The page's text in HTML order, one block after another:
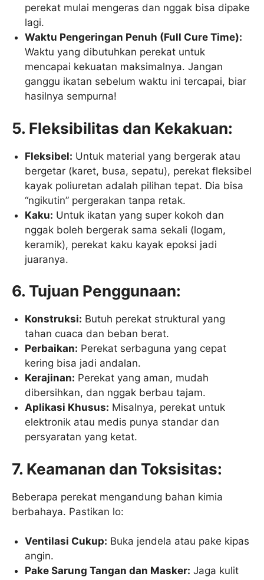
perekat mulai mengeras dan nggak bisa dipake
lagi.
Waktu Pengeringan Penuh (Full Cure Time):
Waktu yang dibutuhkan perekat untuk
mencapai kekuatan maksimalnya. Jangan
ganggu ikatan sebelum waktu ini tercapai, biar
hasilnya sempurna!
5. Fleksibilitas dan Kekakuan:
Fleksibel: Untuk material yang bergerak atau
bergetar (karet, busa, sepatu), perekat fleksibel
kayak poliuretan adalah pilihan tepat. Dia bisa
“ngikutin” pergerakan tanpa retak.
Kaku: Untuk ikatan yang super kokoh dan
nggak boleh bergerak sama sekali (logam,
keramik), perekat kaku kayak epoksi jadi
juaranya.
6. Tujuan Penggunaan:
Konstruksi: Butuh perekat struktural yang
tahan cuaca dan beban berat.
Perbaikan: Perekat serbaguna yang cepat
kering bisa jadi andalan.
Kerajinan: Perekat yang aman, mudah
dibersihkan, dan nggak berbau tajam.
Aplikasi Khusus: Misalnya, perekat untuk
elektronik atau medis punya standar dan
persyaratan yang ketat.
7. Keamanan dan Toksisitas:
Beberapa perekat mengandung bahan kimia
berbahaya. Pastikan lo:
Ventilasi Cukup: Buka jendela atau pake kipas
angin.
Pake Sarung Tangan dan Masker: Jaga kulit